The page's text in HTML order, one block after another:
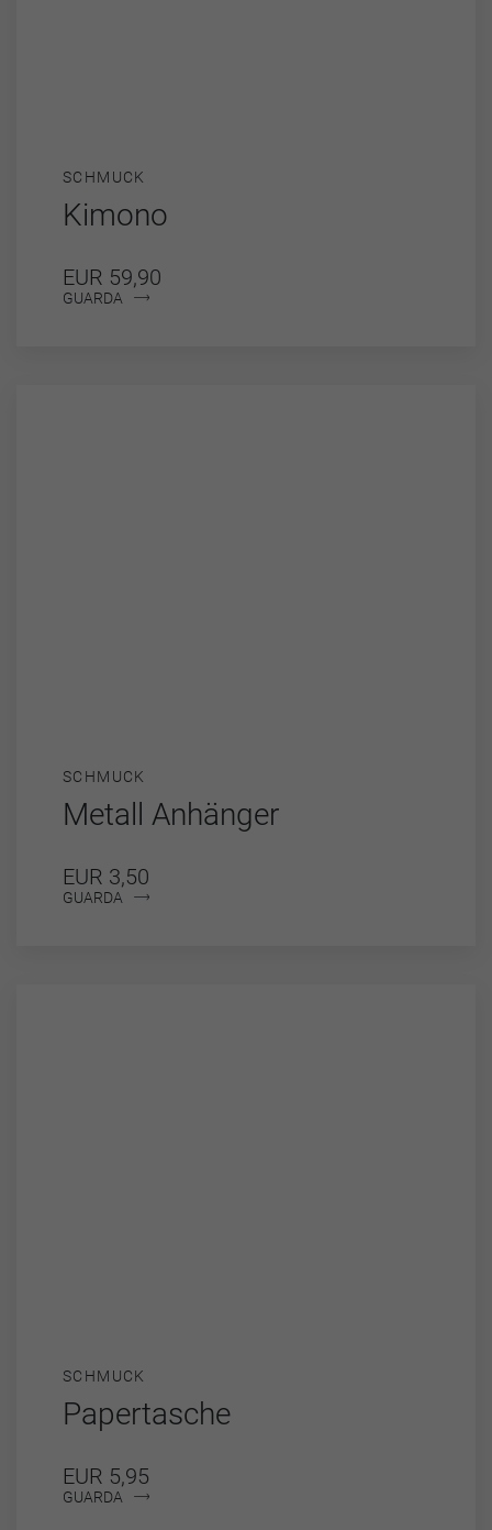
SCHMUCK
Kimono
EUR 59,90
GUARDA
SCHMUCK
Metall Anhänger
EUR 3,50
GUARDA
SCHMUCK
Papertasche
EUR 5,95
GUARDA